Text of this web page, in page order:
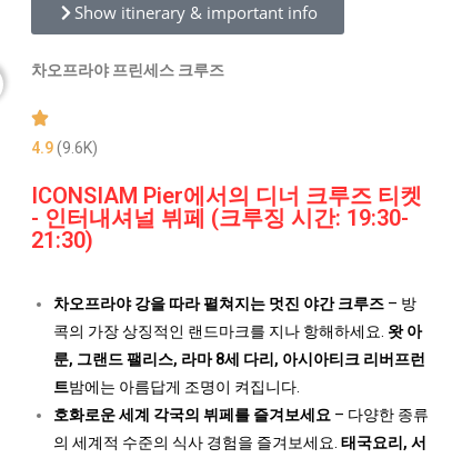
Show itinerary & important info
차오프라야 프린세스 크루즈
4.9(9.6K)
ICONSIAM Pier에서의 디너 크루즈 티켓
- 인터내셔널 뷔페 (크루징 시간: 19:30-
21:30)
차오프라야 강을 따라 펼쳐지는 멋진 야간 크루즈– 방
콕의 가장 상징적인 랜드마크를 지나 항해하세요. 왓 아
룬, 그랜드 팰리스, 라마 8세 다리, 아시아티크 리버프런
트밤에는 아름답게 조명이 켜집니다.
호화로운 세계 각국의 뷔페를 즐겨보세요 – 다양한 종류
의 세계적 수준의 식사 경험을 즐겨보세요. 태국요리, 서